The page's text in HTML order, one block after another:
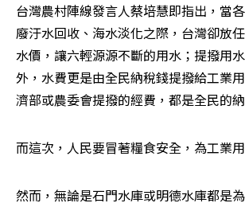
台灣農村陣線發言人蔡培慧即指出，當
廢汙水回收、海水淡化之際，台灣卻放
水價，讓六輕源源不斷的用水；提撥用
外，水費更是由全民納稅錢提撥給工業
濟部或農委會提撥的經費，都是全民的
而這次，人民要冒著糧食安全，為工業
然而，無論是石門水庫或明德水庫都是